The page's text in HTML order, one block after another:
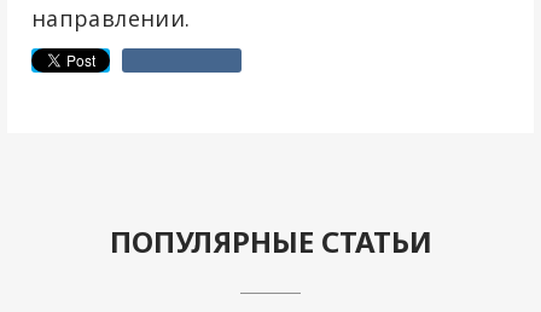
направлении.
ПОПУЛЯРНЫЕ СТАТЬИ